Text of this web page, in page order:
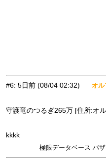
#6: 5日前 (08/04 02:32) オル
守護竜のつるぎ265万 [住所:オ
kkkk
極限データベース バ